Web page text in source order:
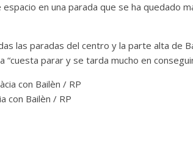
en una parada que se ha quedado
las paradas del centro y la parte alta de
parar y se tarda mucho en
con Bailèn / RP